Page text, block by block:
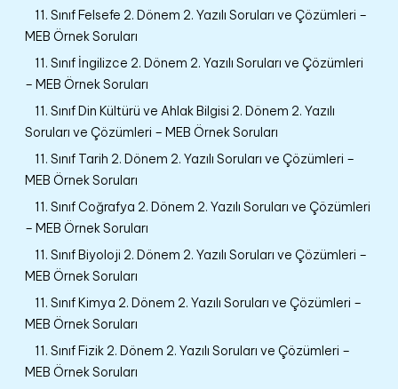
11. Sınıf Felsefe 2. Dönem 2. Yazılı Soruları ve Çözümleri –
MEB Örnek Soruları
11. Sınıf İngilizce 2. Dönem 2. Yazılı Soruları ve Çözümleri
– MEB Örnek Soruları
11. Sınıf Din Kültürü ve Ahlak Bilgisi 2. Dönem 2. Yazılı
Soruları ve Çözümleri – MEB Örnek Soruları
11. Sınıf Tarih 2. Dönem 2. Yazılı Soruları ve Çözümleri –
MEB Örnek Soruları
11. Sınıf Coğrafya 2. Dönem 2. Yazılı Soruları ve Çözümleri
– MEB Örnek Soruları
11. Sınıf Biyoloji 2. Dönem 2. Yazılı Soruları ve Çözümleri –
MEB Örnek Soruları
11. Sınıf Kimya 2. Dönem 2. Yazılı Soruları ve Çözümleri –
MEB Örnek Soruları
11. Sınıf Fizik 2. Dönem 2. Yazılı Soruları ve Çözümleri –
MEB Örnek Soruları